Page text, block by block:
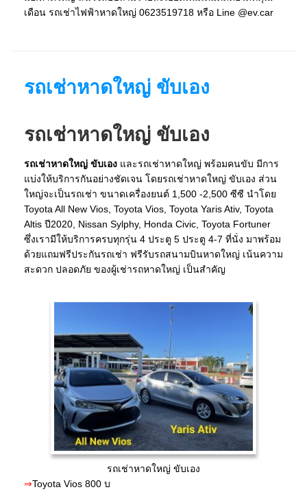
เดือน รถเช่าไฟฟ้าหาดใหญ่ 0623519718 หรือ Line @ev.car
รถเช่าหาดใหญ่ ขับเอง
รถเช่าหาดใหญ่ ขับเอง
รถเช่าหาดใหญ่ ขับเอง และรถเช่าหาดใหญ่ พร้อมคนขับ มีการ
แบ่งให้บริการกันอย่างชัดเจน โดยรถเช่าหาดใหญ่ ขับเอง ส่วน
ใหญ่จะเป็นรถเช่า ขนาดเครื่องยนต์ 1,500 -2,500 ซีซี นำโดย
Toyota All New Vios, Toyota Vios, Toyota Yaris Ativ, Toyota
Altis ปี2020, Nissan Sylphy, Honda Civic, Toyota Fortuner
ซึ่งเรามีให้บริการครบทุกรุ่น 4 ประตู 5 ประตู 4-7 ที่นั่ง มาพร้อม
ด้วยแถมฟรีประกันรถเช่า ฟรีรับรถสนามบินหาดใหญ่ เน้นความ
สะดวก ปลอดภัย ของผู้เช่ารถหาดใหญ่ เป็นสำคัญ
รถเช่าหาดใหญ่ ขับเอง
⇒Toyota Vios 800 บ